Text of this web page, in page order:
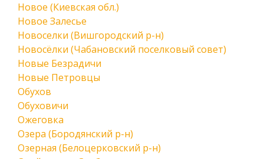
Новое (Киевская обл.)
Новое Залесье
Новоселки (Вишгородский р-н)
Новосёлки (Чабановский поселковый совет)
Новые Безрадичи
Новые Петровцы
Обухов
Обуховичи
Ожеговка
Озера (Бородянский р-н)
Озерная (Белоцерковский р-н)